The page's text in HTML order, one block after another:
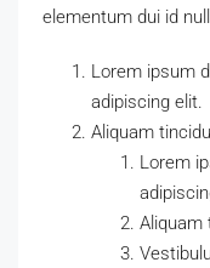
elementum dui id
Lorem ipsum
adipiscing elit.
Aliquam
Lorem
Aliquam